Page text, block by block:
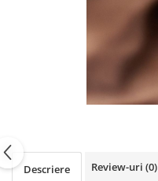
PRODUSE ECO / ORGANICE
REMEDII NATURISTE
Descriere Review-uri (0)